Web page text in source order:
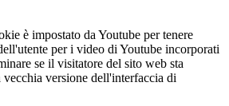
è impostato da Youtube per tenere
per i video di Youtube incorporati
se il visitatore del sito web sta
versione dell'interfaccia di